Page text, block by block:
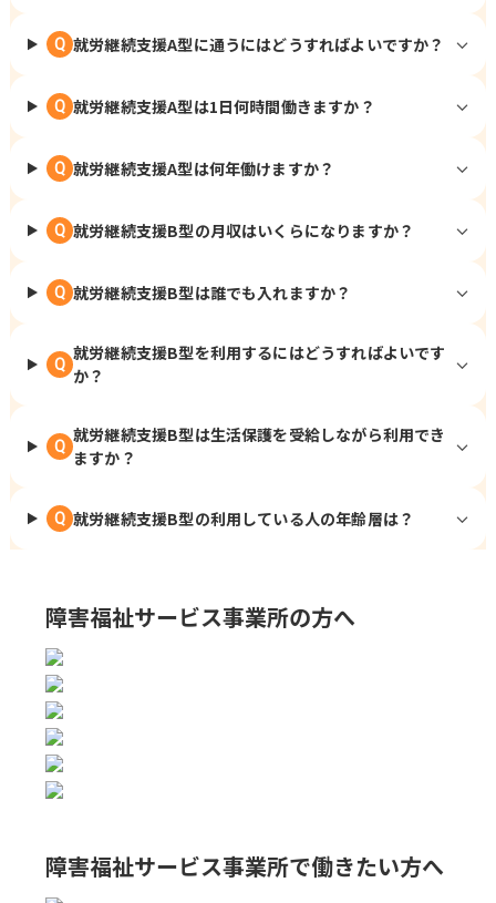
Q 就労継続支援A型に通うにはどうすればよいですか？
Q 就労継続支援A型は1日何時間働きますか？
Q 就労継続支援A型は何年働けますか？
Q 就労継続支援B型の月収はいくらになりますか？
Q 就労継続支援B型は誰でも入れますか？
Q
就労継続支援B型を利用するにはどうすればよいです
か？
Q
就労継続支援B型は生活保護を受給しながら利用でき
ますか？
Q 就労継続支援B型の利用している人の年齢層は？
障害福祉サービス事業所の方へ
障害福祉サービス事業所で働きたい方へ